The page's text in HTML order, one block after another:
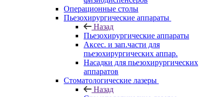
Операционные столы
Пьезохирургические аппараты
Назад
Пьезохирургические аппараты
Аксес. и зап.части для
пьезохирургических аппар.
Насадки для пьезохирургических
аппаратов
Стоматологические лазеры
Назад